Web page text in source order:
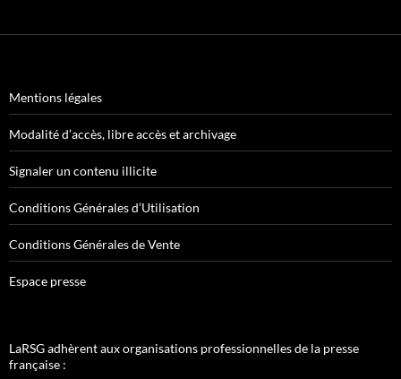
Mentions légales
Modalité d’accès, libre accès et archivage
Signaler un contenu illicite
Conditions Générales d’Utilisation
Conditions Générales de Vente
Espace presse
LaRSG adhèrent aux organisations professionnelles de la presse
française :